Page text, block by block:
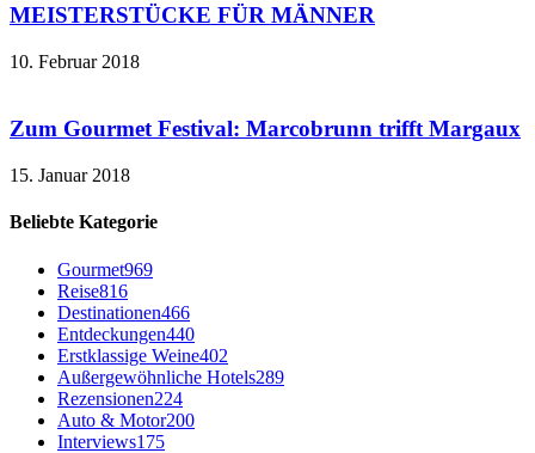
MEISTERSTÜCKE FÜR MÄNNER
10. Februar 2018
Zum Gourmet Festival: Marcobrunn trifft Margaux
15. Januar 2018
Beliebte Kategorie
Gourmet969
Reise816
Destinationen466
Entdeckungen440
Erstklassige Weine402
Außergewöhnliche Hotels289
Rezensionen224
Auto & Motor200
Interviews175